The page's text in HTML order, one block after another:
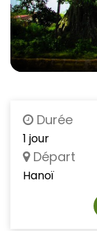
Durée
1 jour
Départ
Hanoï